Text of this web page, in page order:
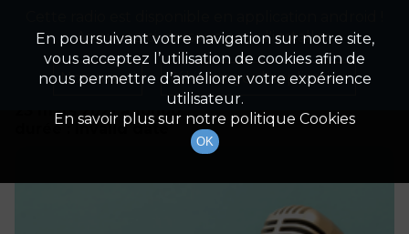
Détails De L'épisode
23 mars 2021
à 10h00
durée : Invalid date
En poursuivant votre navigation sur notre site,
vous acceptez l’utilisation de cookies afin de
nous permettre d’améliorer votre expérience
utilisateur.
En savoir plus sur notre politique Cookies
OK
Appuyez ci-dessous pour l'installer.
Non merci Télécharger l'application